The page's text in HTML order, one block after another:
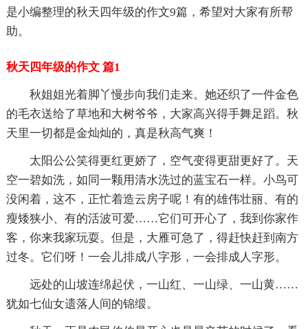
是小编整理的秋天四年级的作文9篇，希望对大家有所帮
助。
秋天四年级的作文 篇1
秋姐姐光着脚丫慢步向我们走来。她还织了一件金色
的毛衣送给了草地和大树爷爷，大家高兴得手舞足蹈。秋
天里一切都是金灿灿的，真是秋高气爽！
太阳公公笑得更红更娇了，空气变得更甜更好了。天
空一碧如洗，如同一颗用清水洗过的蓝宝石一样。小鸟可
没闲着，这不，正忙着造云房子呢！有的雄伟壮丽、有的
瘦矮狭小、有的活波可爱……它们可开心了，我到你家作
客，你来我家玩耍。但是，大雁可急了，得赶快赶到南方
过冬。它们呀！一会儿排成八字形，一会排成人字形。
远处的山坡连绵起伏，一山红、一山绿、一山黄……
犹如七仙女遗落人间的锦缎。